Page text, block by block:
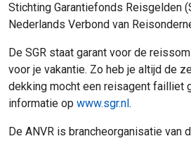
Stichting Garantiefonds Reisgelden
Nederlands Verbond van
De SGR staat garant voor de
voor je vakantie. Zo heb je altijd de
dekking mocht een reisagent failliet
informatie op www.sgr.nl .
De ANVR is brancheorganisatie van